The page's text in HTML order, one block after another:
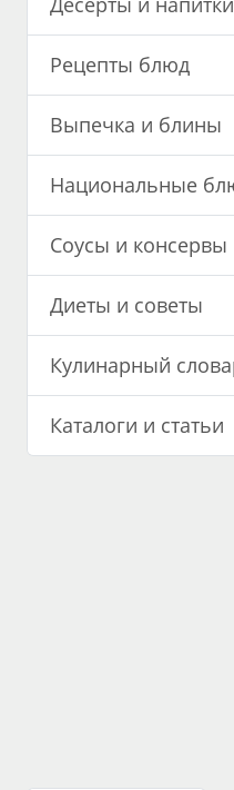
Рецепты блюд
Выпечка и блины
Национальные
Соусы и консервы
Диеты и советы
Кулинарный
Каталоги и статьи